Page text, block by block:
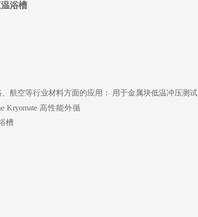
、航空等行业材料方面的应用： 用于金属块低温冲压测试